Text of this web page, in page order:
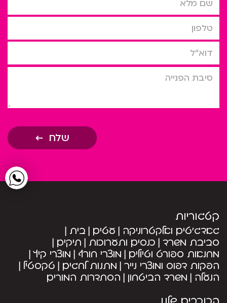
טלפון
דוא”ל
סיבת הפניה
שלח
קטגוריות
גאדג’טים ואלקטרוניקה עטים בית
סביבת משרד כנסים ותערוכות תיקים
מחנאות ספורט וטיולים מוצרי חורף מוצרי קיץ
הפקות דפוס ומוצרי נייר מתנות לחגים טקסטיל
הנעלה משרד הביטחון הסתדרות המורים